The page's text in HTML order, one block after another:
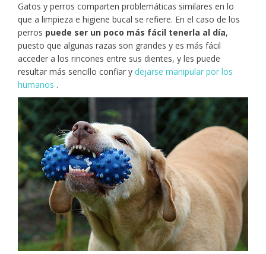
Gatos y perros comparten problemáticas similares en lo
que a limpieza e higiene bucal se refiere. En el caso de los
perros puede ser un poco más fácil tenerla al día,
puesto que algunas razas son grandes y es más fácil
acceder a los rincones entre sus dientes, y les puede
resultar más sencillo confiar y dejarse manipular por los
humanos .